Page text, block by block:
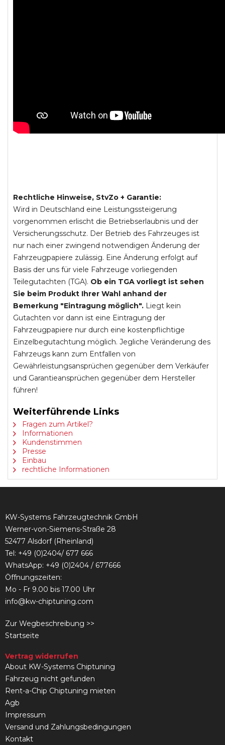
Rechtliche Hinweise, StvZo + Garantie:
Wird in Deutschland eine Leistungssteigerung
vorgenommen erlischt die Betriebserlaubnis und der
Versicherungsschutz. Der Betrieb des Fahrzeuges ist
nur nach einer zwingend notwendigen Änderung der
Fahrzeugpapiere zulässig. Eine Änderung erfolgt auf
Basis der uns für viele Fahrzeuge vorliegenden
Teilegutachten (TGA). Ob ein TGA vorliegt ist sehen
Sie beim Produkt Ihrer Wahl anhand der
Bemerkung "Eintragung möglich". Liegt kein
Gutachten vor dann ist eine Eintragung der
Fahrzeugpapiere nur durch eine kostenpflichtige
Einzelbegutachtung möglich. Jegliche Veränderung des
Fahrzeugs kann zum Entfallen von
Gewährleistungsansprüchen gegenüber dem Verkäufer
und Garantieansprüchen gegenüber dem Hersteller
führen!
Weiterführende Links
Fragen zum Artikel?
Informationen
Kundenstimmen
Presse
Einbau
rechtliche Informationen
KW-Systems Fahrzeugtechnik GmbH
Werner-von-Siemens-Straße 28
52477 Alsdorf (Rheinland)
Tel: +49 (0)2404/ 677 666
WhatsApp: +49 (0)2404 / 677666
Öffnungszeiten:
Mo - Fr 9.00 bis 17.00 Uhr
info@kw-chiptuning.com
Zur Wegbeschreibung >>
Startseite
Vertrag widerrufen
About KW-Systems Chiptuning
Fahrzeug nicht gefunden
Rent-a-Chip Chiptuning mieten
Agb
Impressum
Versand und Zahlungsbedingungen
Kontakt